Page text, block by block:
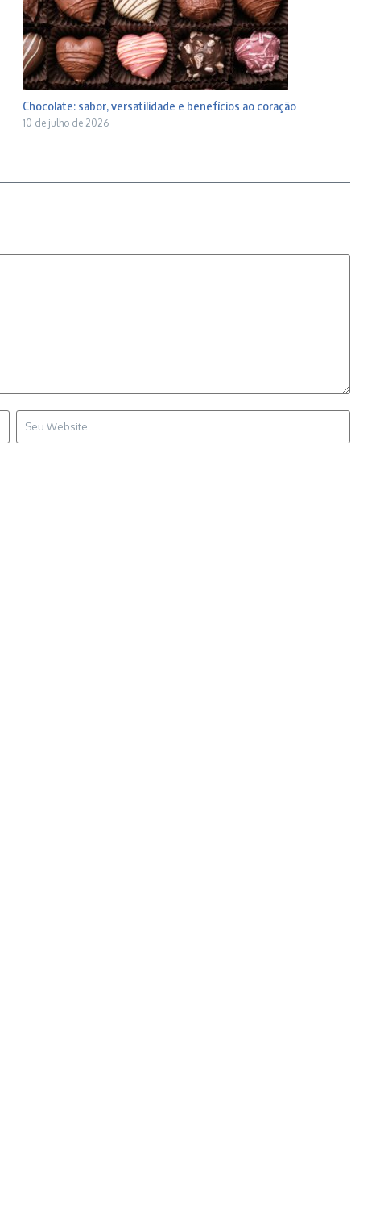
Chocolate: sabor, versatilidade e benefícios ao coração
10 de julho de 2026